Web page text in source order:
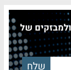
של